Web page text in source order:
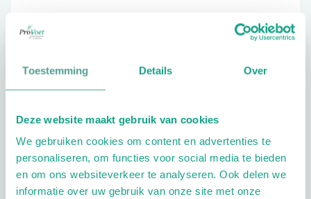
Toestemming Details Over
Deze website maakt gebruik van cookies
We gebruiken cookies om content en advertenties te
personaliseren, om functies voor social media te bieden
en om ons websiteverkeer te analyseren. Ook delen we
informatie over uw gebruik van onze site met onze
Aandachtsgebieden
Diabetes Reuma
Extra opties